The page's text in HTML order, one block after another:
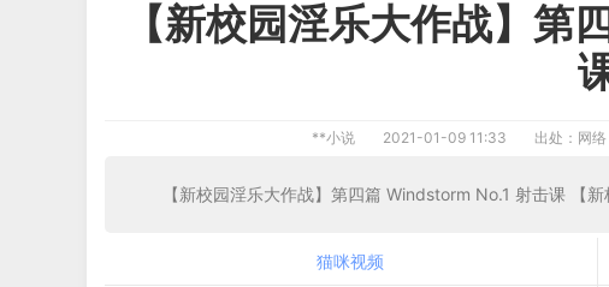
【新校园淫乐大作战】
**小说 2021-01-09 11:33 出处：网络
【新校园淫乐大作战】第四篇 Windstorm No.1 射击课 【
猫咪视频